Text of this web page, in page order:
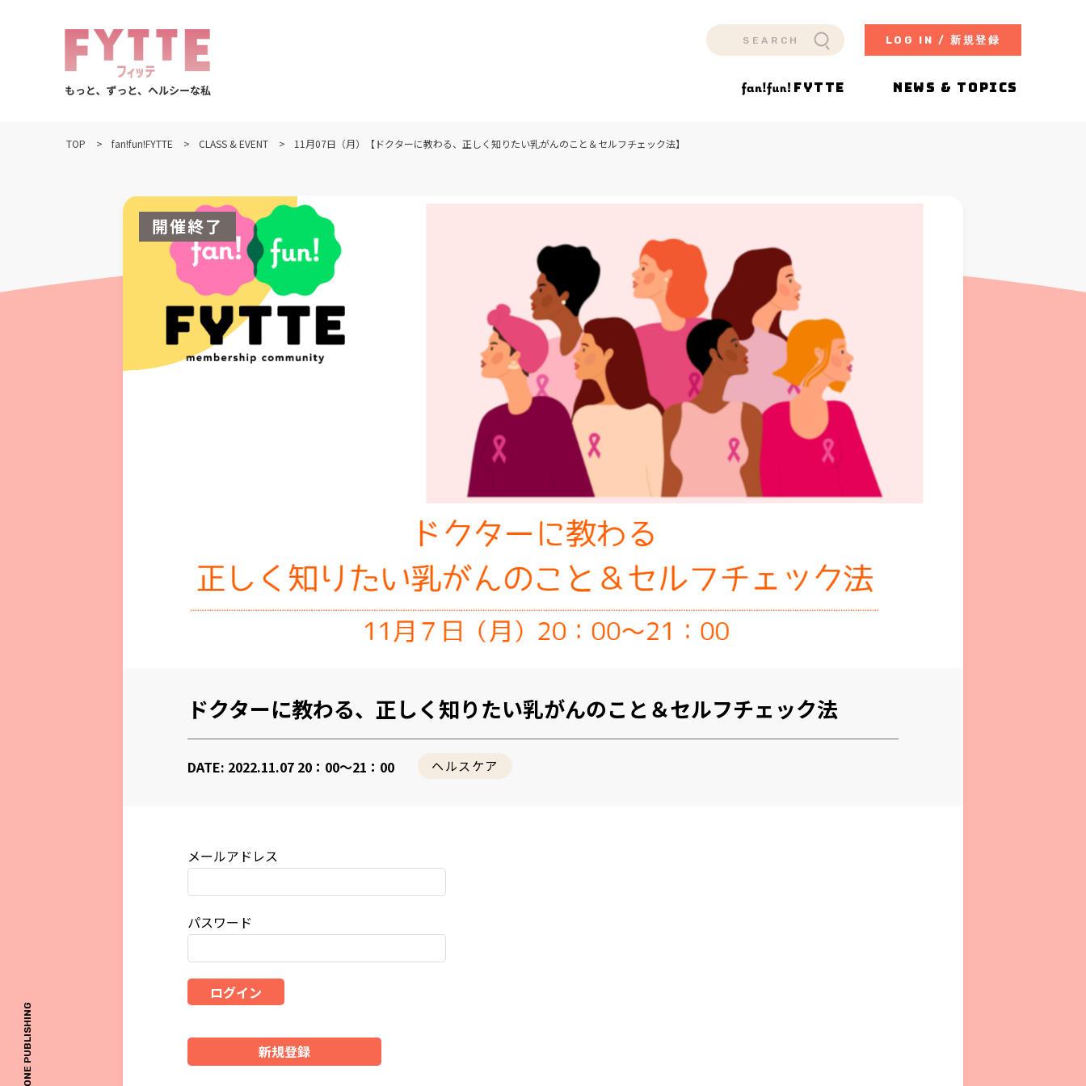
LOG IN / 新規登録
FYTTE NEWS & TOPICS
© ONE PUBLISHING
TOP fan!fun!FYTTE CLASS & EVENT 11月07日（月）【ドクターに教わる、正しく知りたい乳がんのこと＆セルフチェック法】
開催終了
ドクターに教わる、正しく知りたい乳がんのこと＆セルフチェック法
DATE: 2022.11.07 20：00～21：00 ヘルスケア
メールアドレス
パスワード
ログイン
新規登録